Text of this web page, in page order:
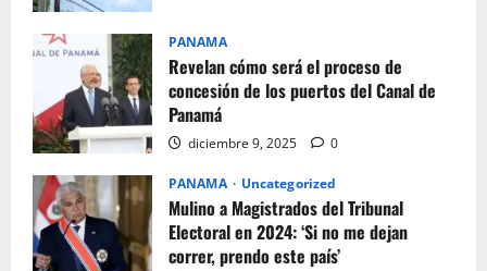
PANAMA
Revelan cómo será el proceso de
concesión de los puertos del Canal de
Panamá
diciembre 9, 2025 0
PANAMA Uncategorized
Mulino a Magistrados del Tribunal
Electoral en 2024: ‘Si no me dejan
correr, prendo este país’